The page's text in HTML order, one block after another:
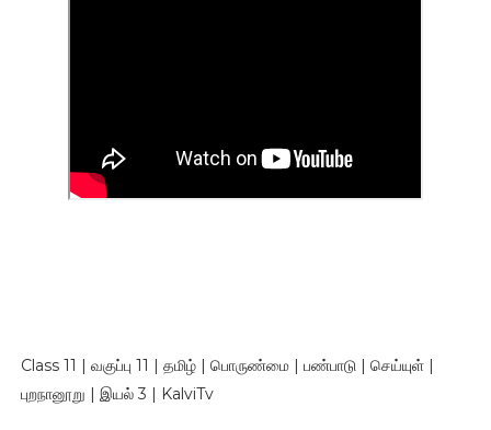
Class 11 | வகுப்பு 11 | தமிழ் | பொருண்மை | பண்பாடு | செய்யுள் |
புறநானூறு | இயல் 3 | KalviTv